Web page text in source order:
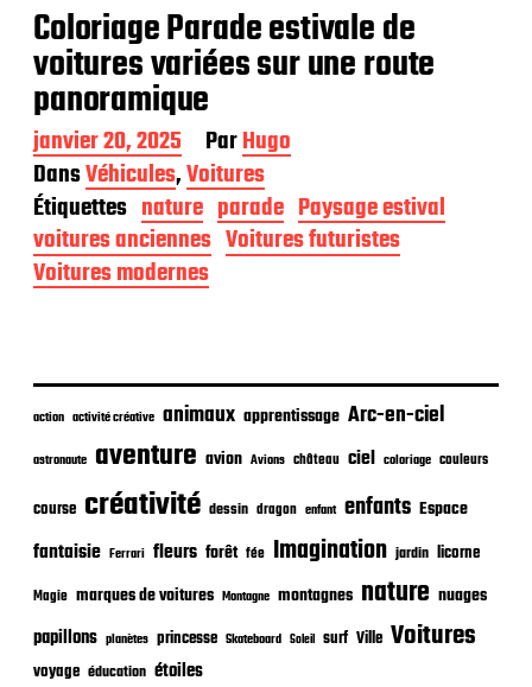
Coloriage Parade estivale de
voitures variées sur une route
panoramique
D
a
t
e
d
e
p
i
a
t
i
o
n
janvier 20, 2025 ParHugo
DansVéhicules,Voitures
Étiquettes nature parade Paysage estival
voitures anciennes Voitures futuristes
Voitures modernes
action activité créative animaux apprentissage Arc-en-ciel
astronaute aventure avion Avions château ciel coloriage couleurs
course créativité dessin dragon enfant enfants Espace
fantaisie Ferrari fleurs forêt fée Imagination jardin licorne
Magie marques de voitures Montagne montagnes nature nuages
papillons planètes princesse Skateboard Soleil surf Ville Voitures
voyage éducation étoiles